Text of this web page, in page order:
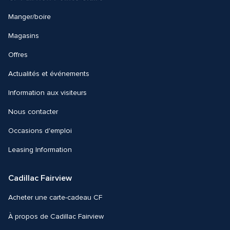
Manger/boire
Magasins
Offres
Actualités et événements
Information aux visiteurs
Nous contacter
Occasions d'emploi
Leasing Information
Cadillac Fairview
Acheter une carte-cadeau CF
À propos de Cadillac Fairview